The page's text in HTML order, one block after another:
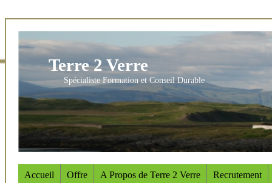
Terre 2 Verre
Spécialiste Formation et Conseil Durable
Accueil Offre A Propos de Terre 2 Verre Recrutement